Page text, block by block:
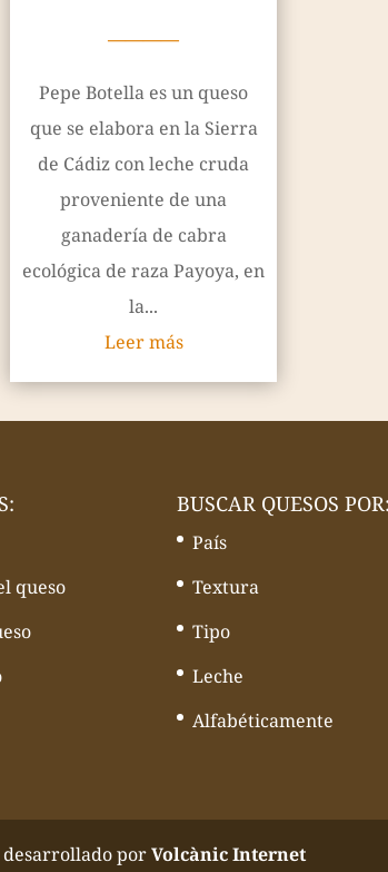
————
Pepe Botella es un queso
que se elabora en la Sierra
de Cádiz con leche cruda
proveniente de una
ganadería de cabra
ecológica de raza Payoya, en
la...
Leer más
queso
BUSCAR QUESOS POR:
País
Textura
Tipo
Leche
Alfabéticamente
desarrollado porVolcànic Internet